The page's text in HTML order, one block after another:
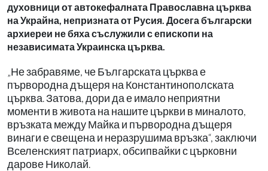
духовници от автокефалната Православна църква
на Украйна, непризната от Русия. Досега български
архиереи не бяха съслужили с епископи на
независимата Украинска църква.
„Не забравяме, че Българската църква е
първородна дъщеря на Константинополската
църква. Затова, дори да е имало неприятни
моменти в живота на нашите църкви в миналото,
връзката между Майка и първородна дъщеря
винаги е свещена и неразрушима връзка“, заключи
Вселенският патриарх, обсипвайки с църковни
дарове Николай.